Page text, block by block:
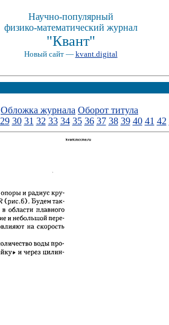
Научно-популярный
физико-математический журнал
"Квант"
Новый сайт — kvant.digital
Обложка журнала Оборот титула
29 30 31 32 33 34 35 36 37 38 39 40 41 42